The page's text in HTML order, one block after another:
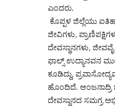
ಎಂದರು.
ಕೊಪ್ಪಳ ಜಿಲ್ಲೆಯು
ಜೀವಿಗಳು,
ದೇವಸ್ಥಾನಗಳು,
ಫಾಲ್ಸ್ ಉದ್ಯಾನವನ
ಕೂಡಿದ್ದು,
ಹೊಂದಿದೆ. ಆಂಜನಾದ್ರಿ
ದೇವಸ್ಥಾನದ ಸಮಗ್ರ